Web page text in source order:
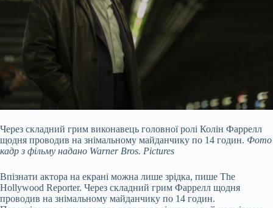
Через складний грим виконавець головної ролі Колін Фаррелл
щодня проводив на знімальному майданчику по 14 годин. Фото
кадр з фільму надано Warner Bros. Pictures
Впізнати актора на екрані можна лише зрідка, пише The
Hollywood Reporter. Через складний грим Фаррелл щодня
проводив на знімальному майданчику по 14 годин.